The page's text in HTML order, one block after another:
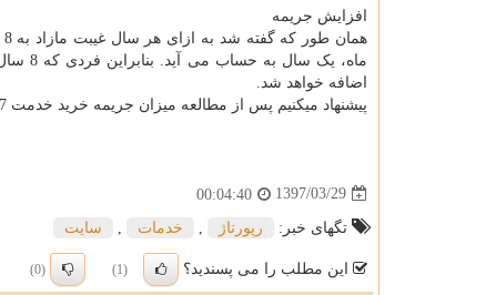
افزایش جریمه
اضافه خواهد شد.
پیشنهاد میکنیم پس از مطالعه میزان جریمه خرید خدمت 97 مقاله
1397/03/29
00:04:40
تگهای خبر: رپورتاژ خدمات سایت
این مطلب را می پسندید؟ (1)
(0)